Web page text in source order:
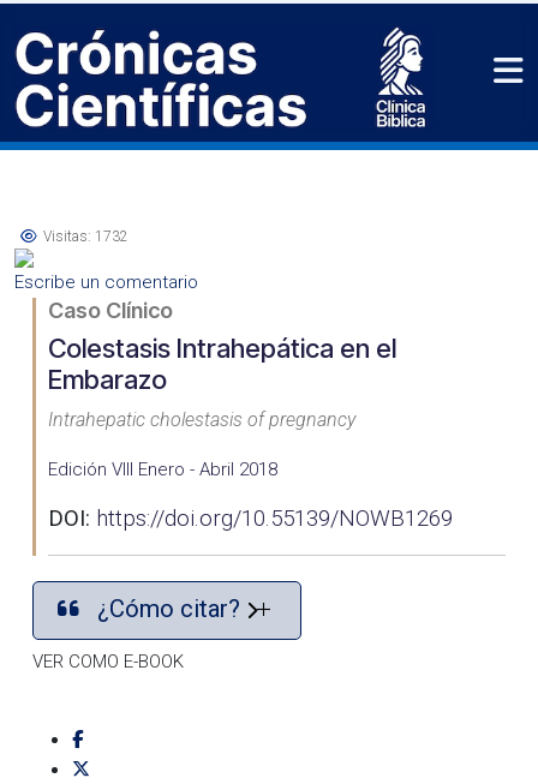
Visitas: 1732
Escribe un comentario
Caso Clínico
Colestasis Intrahepática en el
Embarazo
Intrahepatic cholestasis of pregnancy
Edición VIII Enero - Abril 2018
DOI: https://doi.org/10.55139/NOWB1269
¿Cómo citar?
VER COMO E-BOOK